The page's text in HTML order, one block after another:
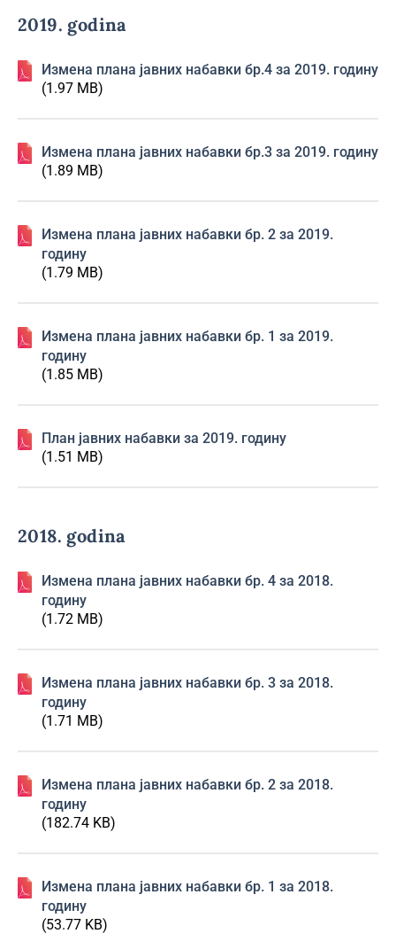
2019. godina
Измена плана јавних набавки бр.4 за 2019. годину
(1.97 MB)
Измена плана јавних набавки бр.3 за 2019. годину
(1.89 MB)
Изменa плана јавних набавки бр. 2 за 2019.
годину
(1.79 MB)
Изменa плана јавних набавки бр. 1 за 2019.
годину
(1.85 MB)
План јавних набавки за 2019. годину
(1.51 MB)
2018. godina
Изменa плана јавних набавки бр. 4 за 2018.
годину
(1.72 MB)
Изменa плана јавних набавки бр. 3 за 2018.
годину
(1.71 MB)
Изменa плана јавних набавки бр. 2 за 2018.
годину
(182.74 KB)
Изменa плана јавних набавки бр. 1 за 2018.
годину
(53.77 KB)